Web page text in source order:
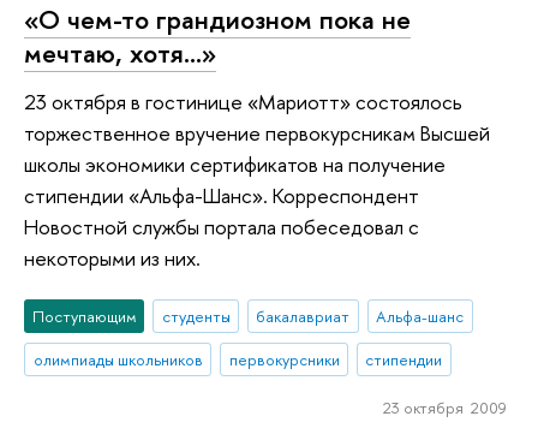
«О чем-то грандиозном пока не
мечтаю, хотя...»
23 октября в гостинице «Мариотт» состоялось
торжественное вручение первокурсникам Высшей
школы экономики сертификатов на получение
стипендии «Альфа-Шанс». Корреспондент
Новостной службы портала побеседовал с
некоторыми из них.
Поступающим студенты бакалавриат
Альфа-шанс
олимпиады школьников
первокурсники стипендии
23 октября 2009